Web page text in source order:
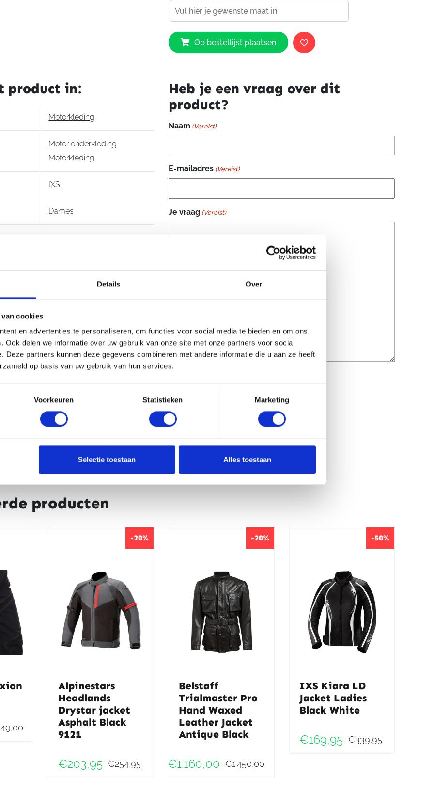
Details Over
cookies
en advertenties te personaliseren, om functies voor social media te bieden en om ons
Ook delen we informatie over uw gebruik van onze site met onze partners voor social
Deze partners kunnen deze gegevens combineren met andere informatie die u aan ze heeft
op basis van uw gebruik van hun services.
Voorkeuren Statistieken Marketing
Selectie toestaan Alles toestaan
IXS
365-
TMO
Ladies
Black
aantal
Op bestellijst plaatsen
product in:
Motorkleding
Motor onderkleding
Motorkleding
IXS
Dames
Heb je een vraag over dit
product?
Naam (Vereist)
E-mailadres (Vereist)
Je vraag (Vereist)
producten
Oorspronkelijke
Huidige
-20%
Alpinestars
Headlands
Drystar jacket
Asphalt Black
9121
€254,95
Oorspronkelijke
€203,95
Huidige
-20%
Belstaff
Trialmaster Pro
Hand Waxed
Leather Jacket
Antique Black
€1.450,00
€1.160,00
-50%
IXS Kiara LD
Jacket Ladies
Black White
€339,95
€169,95